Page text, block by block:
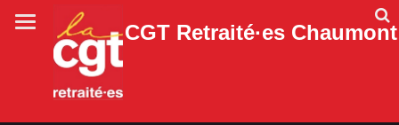
CGT Retraité·es Chaumont